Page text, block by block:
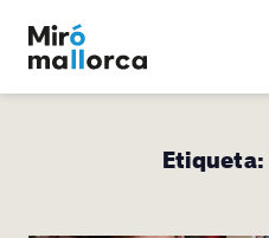
Etiqueta: